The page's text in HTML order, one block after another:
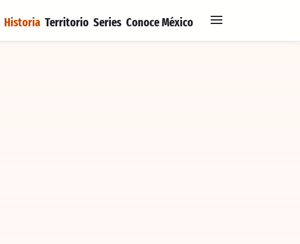
Historia Territorio Series Conoce México